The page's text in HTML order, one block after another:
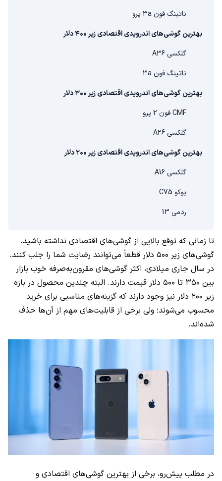
ناتینگ فون 3a پرو
بهترین گوشی‌های اندرویدی اقتصادی زیر ۴۰۰ دلار
گلکسی A36
ناتینگ فون 3a
بهترین گوشی‌های اندرویدی اقتصادی زیر ۳۰۰ دلار
CMF فون 2 پرو
گلکسی A26
بهترین گوشی‌های اندرویدی اقتصادی زیر ۲۰۰ دلار
گلکسی A16
پوکو C75
ردمی 13
تا زمانی که توقع بالایی از گوشی‌های اقتصادی نداشته باشید،
گوشی‌های زیر ۵۰۰ دلار قطعاً می‌توانند رضایت شما را جلب کنند.
در سال جاری میلادی، اکثر گوشی‌های مقرون‌به‌صرفه خوب بازار
بین ۳۵۰ تا ۵۰۰ دلار قیمت دارند. البته چندین محصول در بازه
زیر ۲۰۰ دلار نیز وجود دارند که گزینه‌های مناسبی برای خرید
محسوب می‌شوند؛ ولی برخی از قابلیت‌های مهم از آن‌ها حذف
شده‌اند.
در مطلب پیش‌رو، برخی از بهترین گوشی‌های اقتصادی و